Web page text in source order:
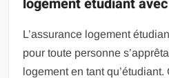
L’assurance logement
pour toute personne
logement en tant